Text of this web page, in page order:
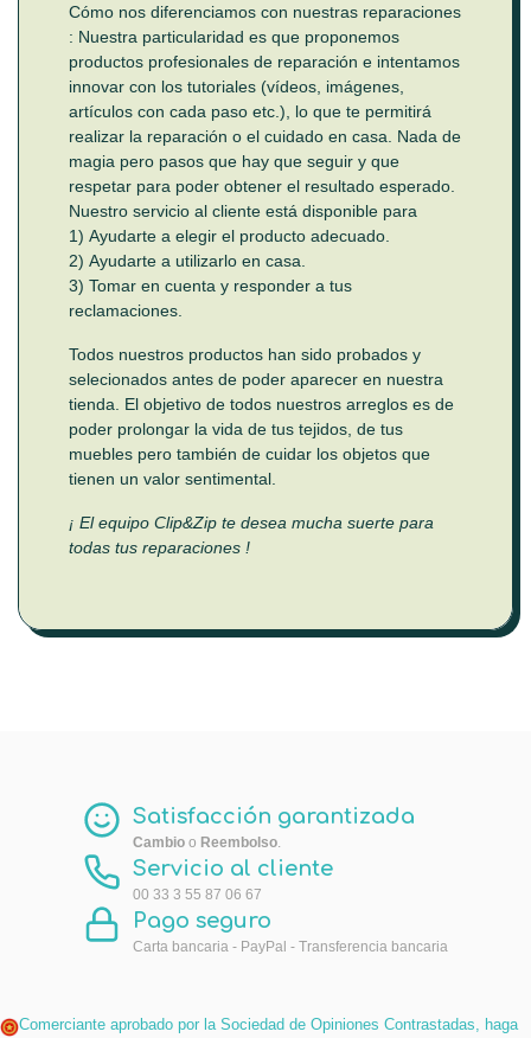
Cómo nos diferenciamos con nuestras reparaciones
: Nuestra particularidad es que proponemos
productos profesionales de reparación e intentamos
innovar con los tutoriales (vídeos, imágenes,
artículos con cada paso etc.), lo que te permitirá
realizar la reparación o el cuidado en casa. Nada de
magia pero pasos que hay que seguir y que
respetar para poder obtener el resultado esperado.
Nuestro servicio al cliente está disponible para
1) Ayudarte a elegir el producto adecuado.
2) Ayudarte a utilizarlo en casa.
3) Tomar en cuenta y responder a tus
reclamaciones.
Todos nuestros productos han sido probados y
selecionados antes de poder aparecer en nuestra
tienda. El objetivo de todos nuestros arreglos es de
poder prolongar la vida de tus tejidos, de tus
muebles pero también de cuidar los objetos que
tienen un valor sentimental.
¡ El equipo Clip&Zip te desea mucha suerte para
todas tus reparaciones !
Satisfacción garantizada
Cambio o Reembolso
Servicio al cliente
00 33 3 55 87 06 67
Pago seguro
Carta bancaria - PayPal - Transferencia bancaria
Comerciante aprobado por la Sociedad de Opiniones Contrastadas,
haga